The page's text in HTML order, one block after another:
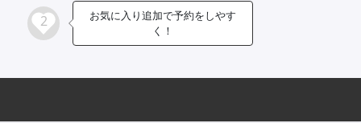
2
お気に入り追加で予約をしやす
く！